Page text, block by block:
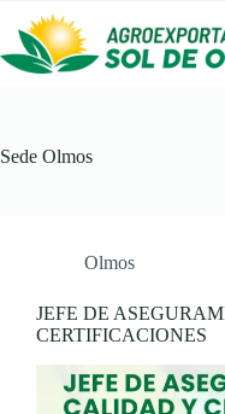
contenido
Sede Olmos
Olmos
JEFE DE
CERTIFICACIONES